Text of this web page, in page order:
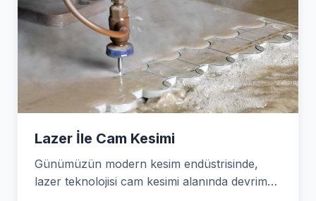
Lazer İle Cam Kesimi
Günümüzün modern kesim endüstrisinde,
lazer teknolojisi cam kesimi alanında devrim